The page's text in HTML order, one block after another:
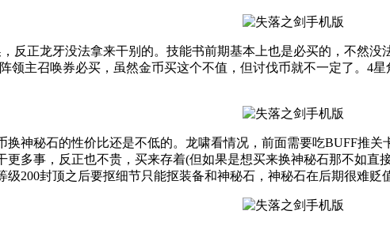
反正龙牙没法拿来干别的。技能书前期基本上也是必买的，不然
领主召唤券必买，虽然金币买这个不值，但讨伐币就不一定了。4
神秘石的性价比还是不低的。龙啸看情况，前面需要吃BUFF推
多事，反正也不贵，买来存着(但如果是想买来换神秘石那不如
200封顶之后要抠细节只能抠装备和神秘石，神秘石在后期很难贬